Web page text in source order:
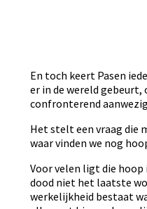
En toch keert Pasen
er in de wereld
confronterend
Het stelt een vraag die
waar vinden we nog
Voor velen ligt die hoop
dood niet het laatste
werkelijkheid bestaat